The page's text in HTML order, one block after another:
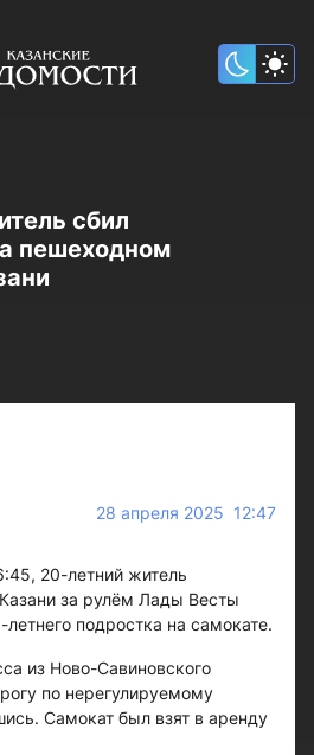
сбил
пешеходном
28 апреля 2025 12:47
20-летний житель
за рулём Лады Весты
подростка на самокате.
из Ново-Савиновского
по нерегулируемому
Самокат был взят в аренду